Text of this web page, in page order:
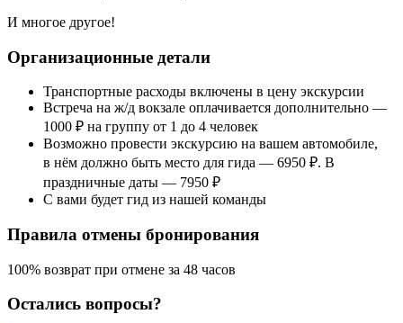
И многое другое!
Организационные детали
Транспортные расходы включены в цену экскурсии
Встреча на ж/д вокзале оплачивается дополнительно —
1000 ₽ на группу от 1 до 4 человек
Возможно провести экскурсию на вашем автомобиле,
в нём должно быть место для гида — 6950 ₽. В
праздничные даты — 7950 ₽
С вами будет гид из нашей команды
Правила отмены бронирования
100% возврат при отмене за 48 часов
Остались вопросы?